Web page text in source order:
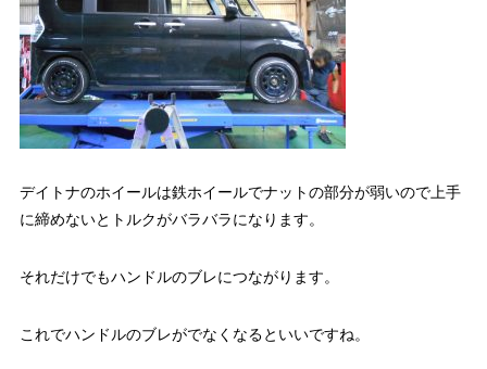
デイトナのホイールは鉄ホイールでナットの部分が弱いので上手
に締めないとトルクがバラバラになります。
それだけでもハンドルのブレにつながります。
これでハンドルのブレがでなくなるといいですね。